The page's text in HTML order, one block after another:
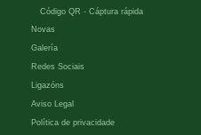
Código QR - Cáptura rápida
Novas
Galería
Redes Sociais
Ligazóns
Aviso Legal
Política de privacidade